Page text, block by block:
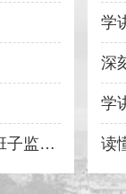
中共中央关于加强对“一把手”和领导班子监督的意见
中共中央 国务院关于加强基层治理体系和治理能力现代化建设的意见
深